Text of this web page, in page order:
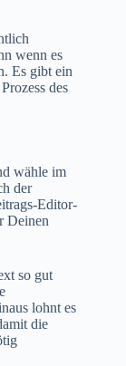
wenn es
Es gibt ein
des
wähle im
der
Editor-
Deinen
so gut
lohnt es
die